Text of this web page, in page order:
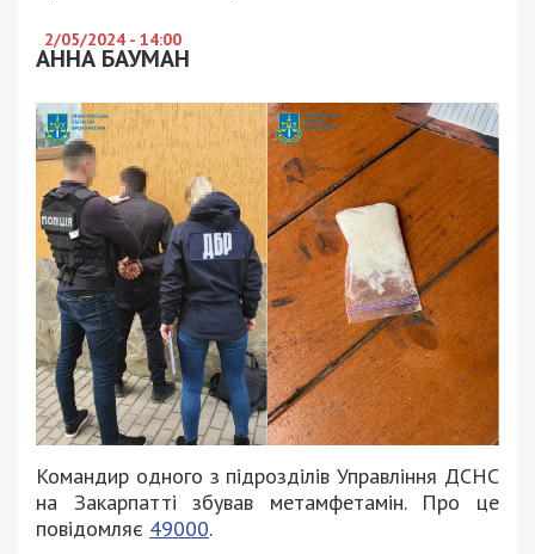
2/05/2024 - 14:00
АННА БАУМАН
Командир одного з підрозділів Управління ДСНС
на Закарпатті збував метамфетамін. Про це
повідомляє 49000.